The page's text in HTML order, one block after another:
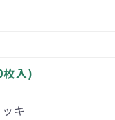
入)
キ